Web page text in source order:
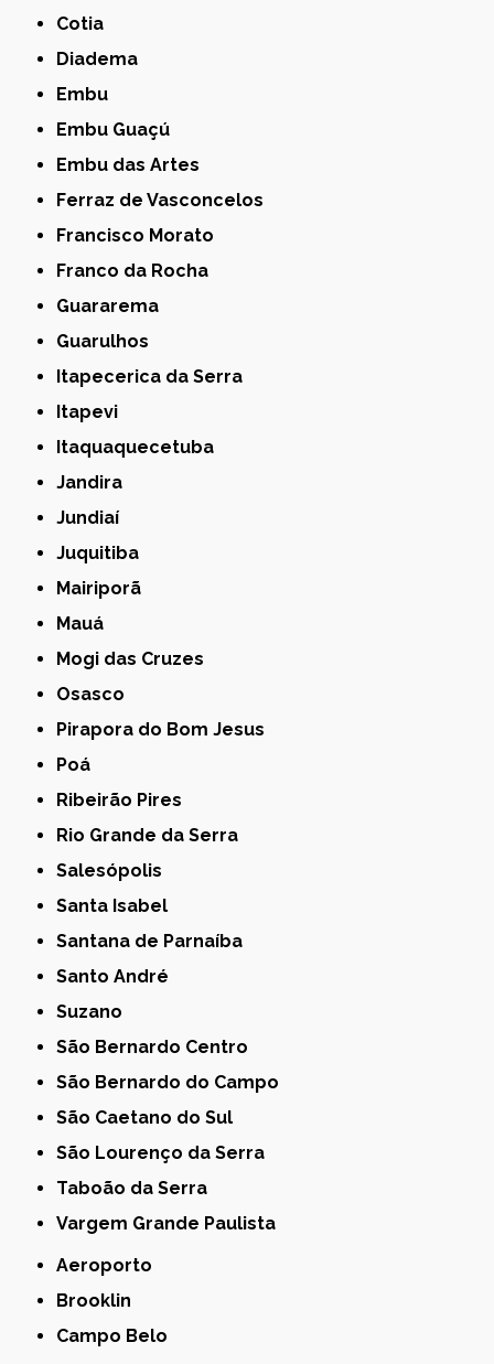
Cotia
Diadema
Embu
Embu Guaçú
Embu das Artes
Ferraz de Vasconcelos
Francisco Morato
Franco da Rocha
Guararema
Guarulhos
Itapecerica da Serra
Itapevi
Itaquaquecetuba
Jandira
Jundiaí
Juquitiba
Mairiporã
Mauá
Mogi das Cruzes
Osasco
Pirapora do Bom Jesus
Poá
Ribeirão Pires
Rio Grande da Serra
Salesópolis
Santa Isabel
Santana de Parnaíba
Santo André
Suzano
São Bernardo Centro
São Bernardo do Campo
São Caetano do Sul
São Lourenço da Serra
Taboão da Serra
Vargem Grande Paulista
Aeroporto
Brooklin
Campo Belo